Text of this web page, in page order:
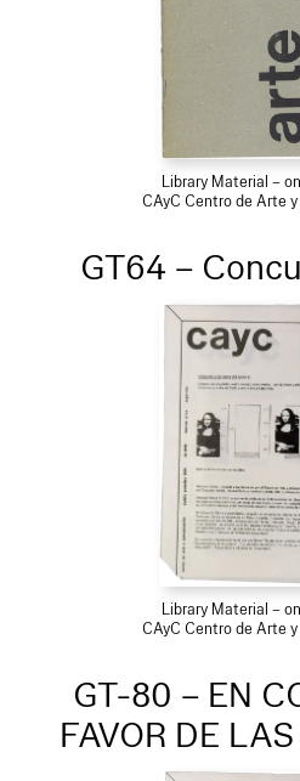
Library Material –
CAyC Centro de Arte
GT64 –
Library Material –
CAyC Centro de Arte
GT-80 – EN
FAVOR DE